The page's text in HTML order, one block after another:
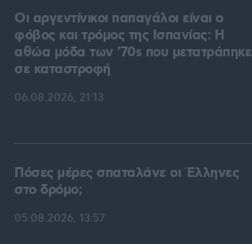
Οι αργεντίνικοι παπαγάλοι είναι ο
φόβος και τρόμος της Ισπανίας: Η
αθώα μόδα των '70s που μετατράπηκε
σε καταστροφή
06.08.2026, 21:13
Πόσες μέρες σπαταλάνε οι Έλληνες
στο δρόμο;
05.08.2026, 13:57